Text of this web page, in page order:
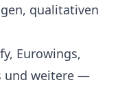
qualitativen
Eurowings,
und weitere —